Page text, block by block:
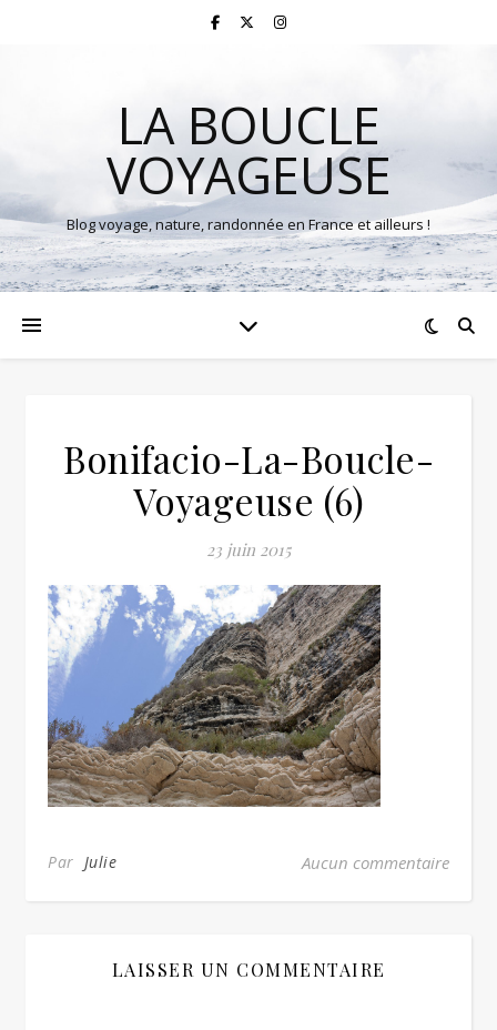
LA BOUCLE
VOYAGEUSE
Blog voyage, nature, randonnée en France et ailleurs !
Bonifacio-La-Boucle-
Voyageuse (6)
23 juin 2015
Par Julie Aucun commentaire
LAISSER UN COMMENTAIRE